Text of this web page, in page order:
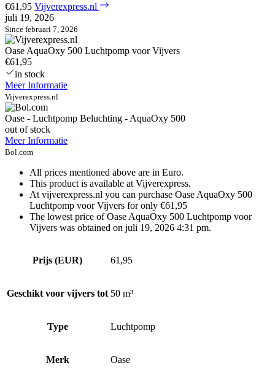
€61,95 Vijverexpress.nl
juli 19, 2026
Since februari 7, 2026
Oase AquaOxy 500 Luchtpomp voor Vijvers
€61,95
in stock
Meer Informatie
Vijverexpress.nl
Oase - Luchtpomp Beluchting - AquaOxy 500
out of stock
Meer Informatie
Bol.com
All prices mentioned above are in Euro.
This product is available at Vijverexpress.
At vijverexpress.nl you can purchase Oase AquaOxy 500
Luchtpomp voor Vijvers for only €61,95
The lowest price of Oase AquaOxy 500 Luchtpomp voor
Vijvers was obtained on juli 19, 2026 4:31 pm.
Prijs (EUR) 61,95
Geschikt voor vijvers tot 50 m³
Type Luchtpomp
Merk Oase